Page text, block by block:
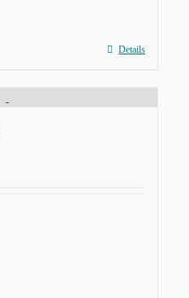
Details